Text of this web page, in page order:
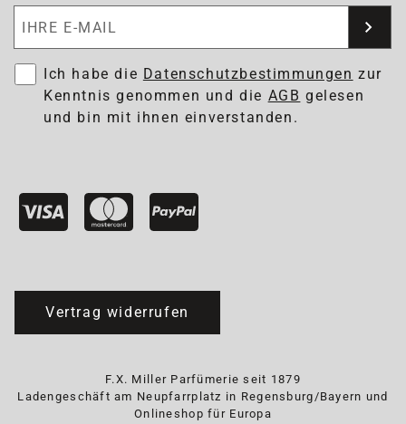
Ich habe die Datenschutzbestimmungen zur
Kenntnis genommen und die AGB gelesen
und bin mit ihnen einverstanden.
Vertrag widerrufen
F.X. Miller Parfümerie seit 1879
Ladengeschäft am Neupfarrplatz in Regensburg/Bayern und
Onlineshop für Europa